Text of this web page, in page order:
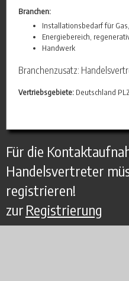
Branchen:
Installationsbedarf für
Energiebereich,
Handwerk
Branchenzusatz:
Vertriebsgebiete: Deutschland
Für die
Handelsvertreter
registrieren!
zur Registrierung